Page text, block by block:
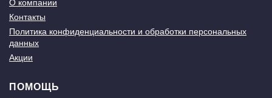
О компании
Контакты
Политика конфиденциальности и обработки персональных
данных
Акции
ПОМОЩЬ